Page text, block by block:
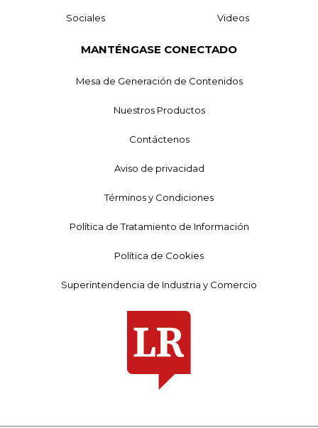
Sociales Videos
MANTÉNGASE CONECTADO
Mesa de Generación de Contenidos
Nuestros Productos
Contáctenos
Aviso de privacidad
Términos y Condiciones
Política de Tratamiento de Información
Política de Cookies
Superintendencia de Industria y Comercio